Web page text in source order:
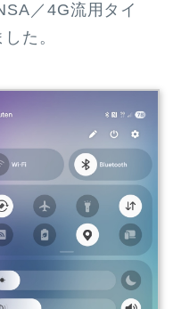
／4G流用タイ
た。